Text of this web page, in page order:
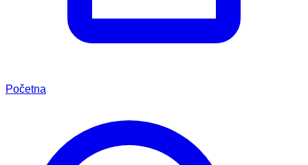
Početna